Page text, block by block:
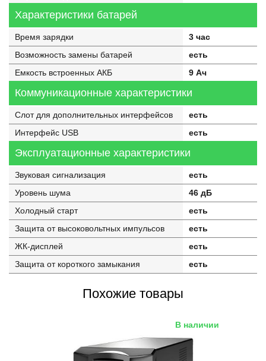
Характеристики батарей
Время зарядки
3 час
Возможность замены батарей
есть
Емкость встроенных АКБ
9 Ач
Коммуникационные характеристики
Слот для дополнительных интерфейсов
есть
Интерфейс USB
есть
Эксплуатационные характеристики
Звуковая сигнализация
есть
Уровень шума
46 дБ
Холодный старт
есть
Защита от высоковольтных импульсов
есть
ЖК-дисплей
есть
Защита от короткого замыкания
есть
Похожие товары
В наличии